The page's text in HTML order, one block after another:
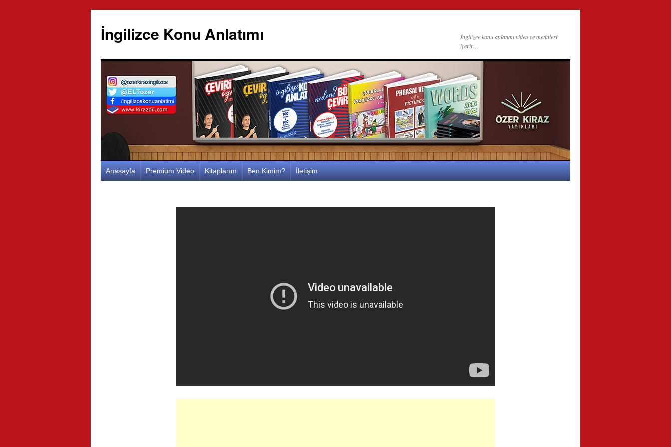
İngilizce Konu Anlatımı
İngilizce konu anlatımı video ve metinleri
içerir…
İçeriğe
Anasayfa Premium Video Kitaplarım Ben Kimim? İletişim